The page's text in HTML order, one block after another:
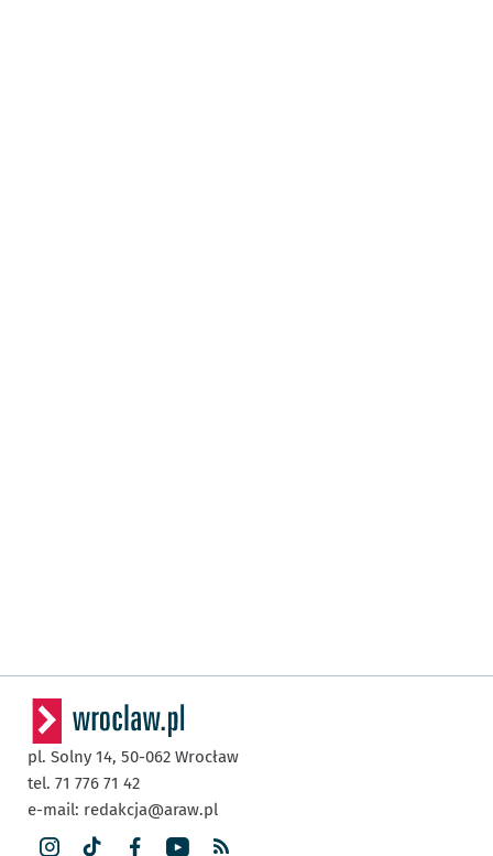
pl. Solny 14, 50-062 Wrocław
tel. 71 776 71 42
e-mail: redakcja@araw.pl